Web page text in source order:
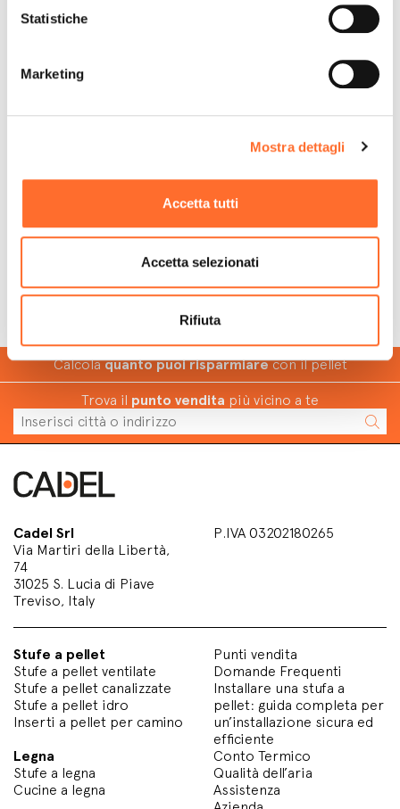
Statistiche
Marketing
Mostra dettagli
Accetta tutti
Accetta selezionati
Rifiuta
Abruzzo Basilicata
Valle d'Aosta
Calcolaquanto puoi risparmiarecon il pellet
Trova il punto vendita più vicino a te
Cadel Srl
Via Martiri della Libertà,
74
31025 S. Lucia di Piave
Treviso, Italy
P.IVA 03202180265
Stufe a pellet
Stufe a pellet ventilate
Stufe a pellet canalizzate
Stufe a pellet idro
Inserti a pellet per camino
Legna
Stufe a legna
Cucine a legna
Punti vendita
Domande Frequenti
Installare una stufa a
pellet: guida completa per
un’installazione sicura ed
efficiente
Conto Termico
Qualità dell’aria
Assistenza